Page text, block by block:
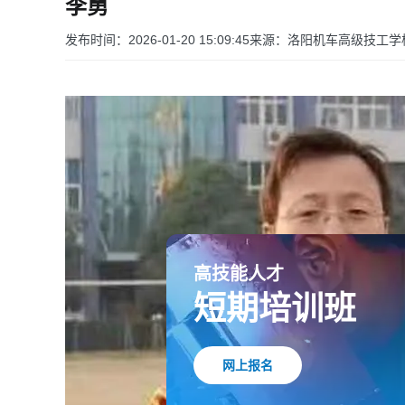
李勇
发布时间：2026-01-20 15:09:45来源：洛阳机车高级技工学
高技能人才
短期培训班
网上报名